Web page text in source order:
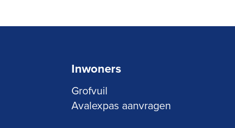
Inwoners
Grofvuil
Avalexpas aanvragen